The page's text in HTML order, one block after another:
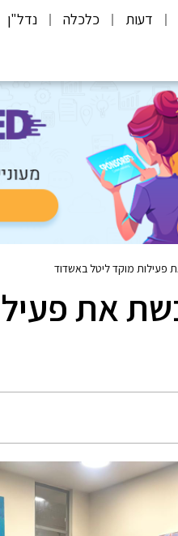
דעות כלכלה נדל"ן
פעילות מוקד ליטל באשדוד
את